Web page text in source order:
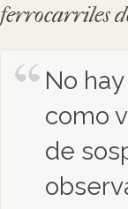
ferrocarriles
No
como
de